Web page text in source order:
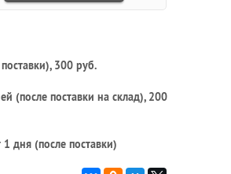
300 руб.
(после поставки на склад), 200
1 дня (после поставки)